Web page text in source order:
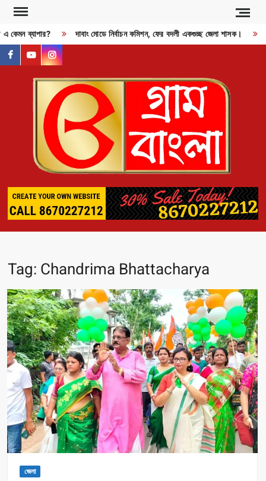
Skip
contentব্যাপার? দাবাং মোডে নির্বাচন কমিশন, ফের বদলী একগুচ্ছ জেলা শাসক।
facebook
youtubeinstagram
Tag: Chandrima Bhattacharya
জেলা